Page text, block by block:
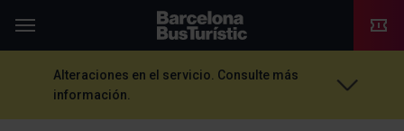
TMB-OCI
Alteraciones en el servicio. Consulte más
información.